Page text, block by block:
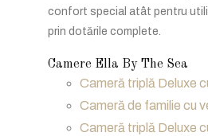
confort special atât pentru
prin dotările complete.
Camere Ella By The Sea
Cameră triplă Deluxe
Cameră de familie cu
Cameră triplă Deluxe